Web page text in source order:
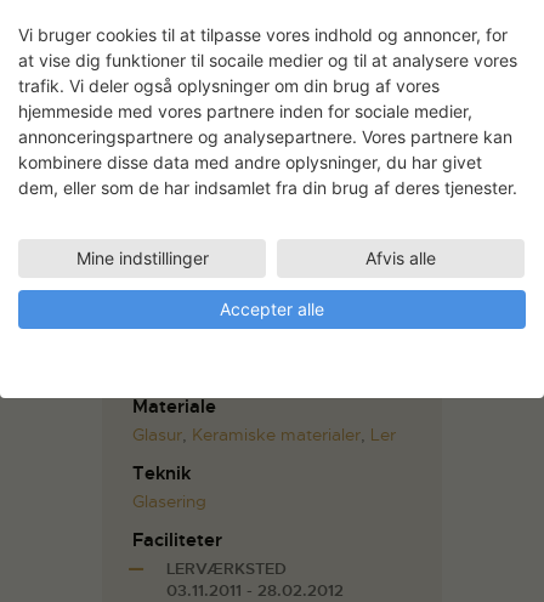
Anne Tophøj og Steen Ipsen:
Skitseprojekt til udsmykning af
børneinstitution
Junta
Gitte Jungersen er uddannet på
Materiale
Glasur, Keramiske materialer, Ler
Teknik
Glasering
Faciliteter
LERVÆRKSTED
03.11.2011 - 28.02.2012
Vi bruger cookies til at tilpasse vores indhold og annoncer, for
at vise dig funktioner til socaile medier og til at analysere vores
trafik. Vi deler også oplysninger om din brug af vores
hjemmeside med vores partnere inden for sociale medier,
annonceringspartnere og analysepartnere. Vores partnere kan
kombinere disse data med andre oplysninger, du har givet
dem, eller som de har indsamlet fra din brug af deres tjenester.
Mine indstillinger Afvis alle
Accepter alle